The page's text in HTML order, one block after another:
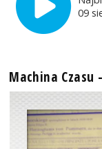
09
Machina Czasu